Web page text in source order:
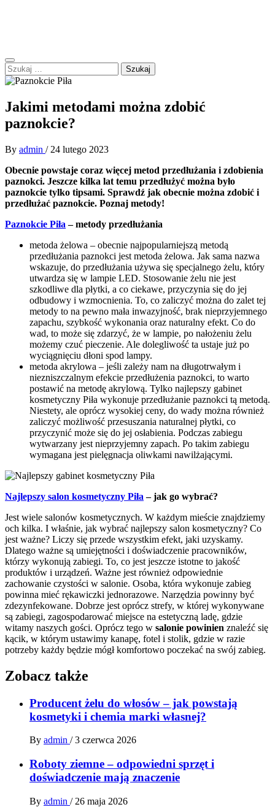
Primary
Menu
Szukaj:
Jakimi metodami można zdobić
paznokcie?
By admin / 24 lutego 2023
Obecnie powstaje coraz więcej metod przedłużania i zdobienia
paznokci. Jeszcze kilka lat temu przedłużyć można było
paznokcie tylko tipsami. Sprawdź jak obecnie można zdobić i
przedłużać paznokcie. Poznaj metody!
Paznokcie Piła – metody przedłużania
metoda żelowa – obecnie najpopularniejszą metodą
przedłużania paznokci jest metoda żelowa. Jak sama nazwa
wskazuje, do przedłużania używa się specjalnego żelu, który
utwardza się w lampie LED. Stosowanie żelu nie jest
szkodliwe dla płytki, a co ciekawe, przyczynia się do jej
odbudowy i wzmocnienia. To, co zaliczyć można do zalet tej
metody to na pewno mała inwazyjność, brak nieprzyjemnego
zapachu, szybkość wykonania oraz naturalny efekt. Co do
wad, to może się zdarzyć, że w lampie, po nałożeniu żelu
możemy czuć pieczenie. Ale dolegliwość ta ustaje już po
wyciągnięciu dłoni spod lampy.
metoda akrylowa – jeśli zależy nam na długotrwałym i
niezniszczalnym efekcie przedłużenia paznokci, to warto
postawić na metodę akrylową. Tylko najlepszy gabinet
kosmetyczny Piła wykonuje przedłużanie paznokci tą metodą.
Niestety, ale oprócz wysokiej ceny, do wady można również
zaliczyć możliwość przesuszania naturalnej płytki, co
przyczynić może się do jej osłabienia. Podczas zabiegu
wytwarzany jest nieprzyjemny zapach. Po takim zabiegu
wymagana jest pielęgnacja oliwkami nawilżającymi.
Najlepszy salon kosmetyczny Piła – jak go wybrać?
Jest wiele salonów kosmetycznych. W każdym mieście znajdziemy
och kilka. I właśnie, jak wybrać najlepszy salon kosmetyczny? Co
jest ważne? Liczy się przede wszystkim efekt, jaki uzyskamy.
Dlatego ważne są umiejętności i doświadczenie pracowników,
którzy wykonują zabiegi. To, co jest jeszcze istotne to jakość
produktów i urządzeń. Ważne jest również odpowiednie
zachowanie czystości w salonie. Osoba, która wykonuje zabieg
powinna mieć rękawiczki jednorazowe. Narzędzia powinny być
zdezynfekowane. Dobrze jest oprócz strefy, w której wykonywane
są zabiegi, zagospodarować miejsce na estetyczną ladę, gdzie
witamy naszych gości. Oprócz tego w salonie powinien znaleźć się
kącik, w którym ustawimy kanapę, fotel i stolik, gdzie w razie
potrzeby każdy będzie mógł komfortowo poczekać na swój zabieg.
Zobacz także
Producent żelu do włosów – jak powstają
kosmetyki i chemia marki własnej?
By admin / 3 czerwca 2026
Roboty ziemne – odpowiedni sprzęt i
doświadczenie mają znaczenie
By admin / 26 maja 2026